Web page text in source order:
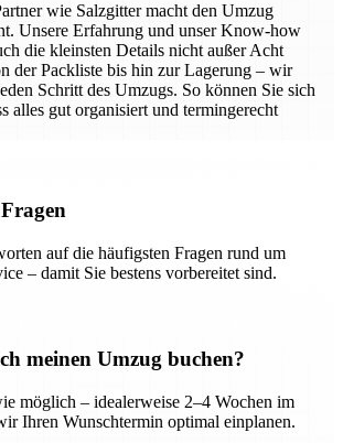
wie Salzgitter macht den Umzug
Unsere Erfahrung und unser Know-how
die kleinsten Details nicht außer Acht
der Packliste bis hin zur Lagerung – wir
Schritt des Umzugs. So können Sie sich
alles gut organisiert und termingerecht
auf die häufigsten Fragen rund um
– damit Sie bestens vorbereitet sind.
meinen Umzug buchen?
möglich – idealerweise 2–4 Wochen im
Ihren Wunschtermin optimal einplanen.